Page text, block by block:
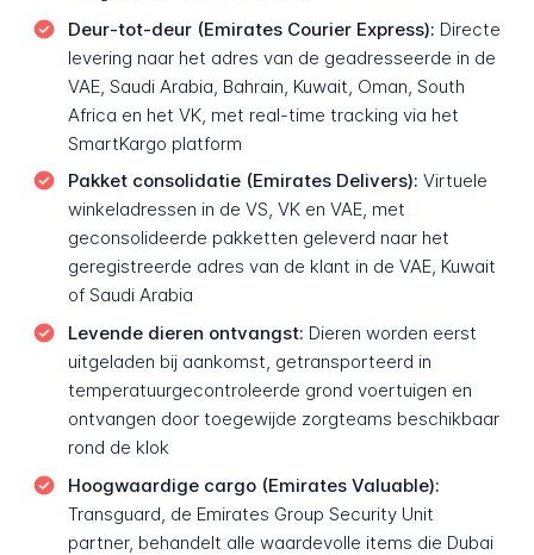
Deur-tot-deur (Emirates Courier Express): Directe
levering naar het adres van de geadresseerde in de
VAE, Saudi Arabia, Bahrain, Kuwait, Oman, South
Africa en het VK, met real-time tracking via het
SmartKargo platform
Pakket consolidatie (Emirates Delivers): Virtuele
winkeladressen in de VS, VK en VAE, met
geconsolideerde pakketten geleverd naar het
geregistreerde adres van de klant in de VAE, Kuwait
of Saudi Arabia
Levende dieren ontvangst: Dieren worden eerst
uitgeladen bij aankomst, getransporteerd in
temperatuurgecontroleerde grond voertuigen en
ontvangen door toegewijde zorgteams beschikbaar
rond de klok
Hoogwaardige cargo (Emirates Valuable):
Transguard, de Emirates Group Security Unit
partner, behandelt alle waardevolle items die Dubai